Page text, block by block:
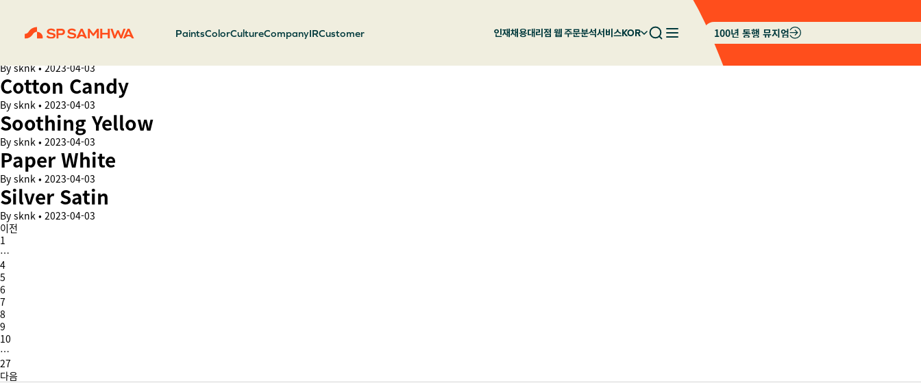
PaintsColorCultureCompanyIRCustomer 인재채용대리점 웹 주문분석서비스KOR 100년 동행 뮤지엄
sknk•2023-04-03
Bysknk•2023-04-03
Cotton Candy
By sknk • 2023-04-03
Soothing Yellow
By sknk • 2023-04-03
Paper White
By sknk • 2023-04-03
Silver Satin
By sknk • 2023-04-03
이전
1
…
4
5
6
7
8
9
10
…
27
다음